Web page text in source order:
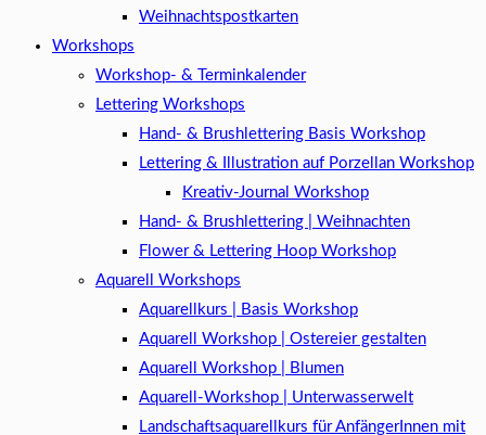
Weihnachtspostkarten
Workshops
Workshop- & Terminkalender
Lettering Workshops
Hand- & Brushlettering Basis Workshop
Lettering & Illustration auf Porzellan Workshop
Kreativ-Journal Workshop
Hand- & Brushlettering | Weihnachten
Flower & Lettering Hoop Workshop
Aquarell Workshops
Aquarellkurs | Basis Workshop
Aquarell Workshop | Ostereier gestalten
Aquarell Workshop | Blumen
Aquarell-Workshop | Unterwasserwelt
Landschaftsaquarellkurs für AnfängerInnen mit